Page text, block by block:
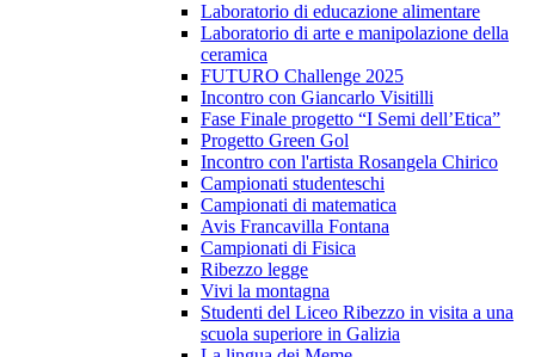
Laboratorio di educazione alimentare
Laboratorio di arte e manipolazione della
ceramica
FUTURO Challenge 2025
Incontro con Giancarlo Visitilli
Fase Finale progetto “I Semi dell’Etica”
Progetto Green Gol
Incontro con l'artista Rosangela Chirico
Campionati studenteschi
Campionati di matematica
Avis Francavilla Fontana
Campionati di Fisica
Ribezzo legge
Vivi la montagna
Studenti del Liceo Ribezzo in visita a una
scuola superiore in Galizia